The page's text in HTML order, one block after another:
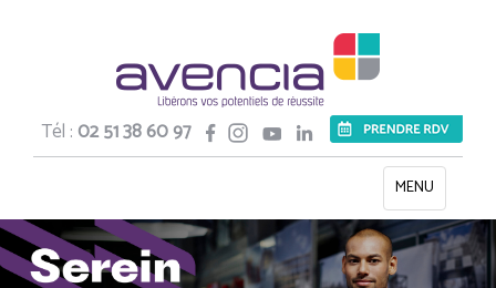
Tél :02 51 38 60 97
Toggle
navigation
MENU